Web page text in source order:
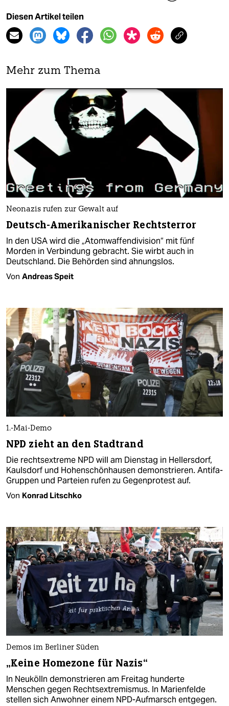
Diesen Artikel teilen
Mehr zum Thema
Neonazis rufen zur Gewalt auf
Deutsch-Amerikanischer Rechtsterror
In den USA wird die „Atomwaffendivision“ mit fünf
Morden in Verbindung gebracht. Sie wirbt auch in
Deutschland. Die Behörden sind ahnungslos.
Von Andreas Speit
1.-Mai-Demo
NPD zieht an den Stadtrand
Die rechtsextreme NPD will am Dienstag in Hellersdorf,
Kaulsdorf und Hohenschönhausen demonstrieren. Antifa-
Gruppen und Parteien rufen zu Gegenprotest auf.
Von Konrad Litschko
Demos im Berliner Süden
„Keine Homezone für Nazis“
In Neukölln demonstrieren am Freitag hunderte
Menschen gegen Rechtsextremismus. In Marienfelde
stellen sich Anwohner einem NPD-Aufmarsch entgegen.